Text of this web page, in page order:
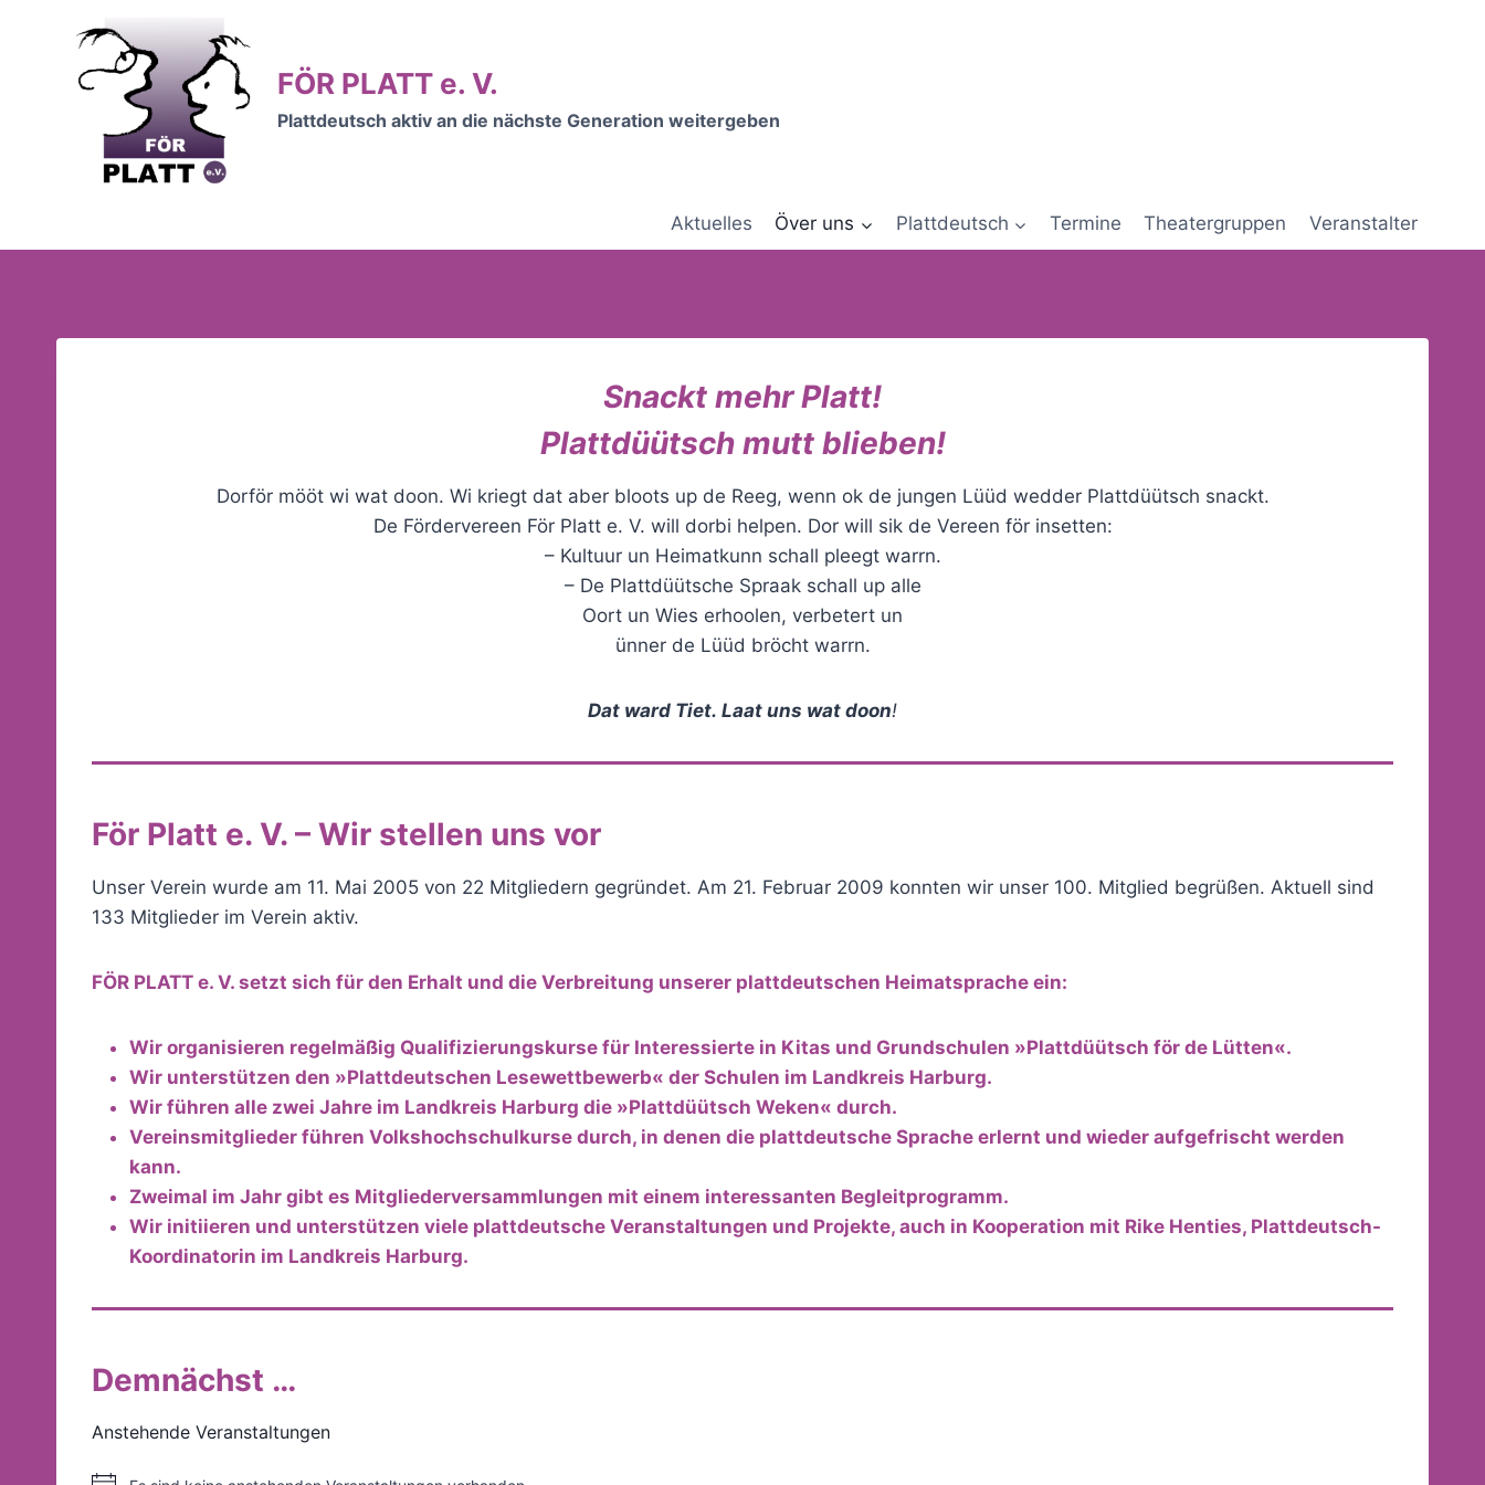
FÖR PLATT e. V.
Plattdeutsch aktiv an die nächste Generation weitergeben
Aktuelles Över uns Plattdeutsch Termine Theatergruppen Veranstalter
Snackt mehr Platt!
Plattdüütsch mutt blieben!
Dorför mööt wi wat doon. Wi kriegt dat aber bloots up de Reeg, wenn ok de jungen Lüüd wedder Plattdüütsch snackt.
De Fördervereen För Platt e. V. will dorbi helpen. Dor will sik de Vereen för insetten:
– Kultuur un Heimatkunn schall pleegt warrn.
– De Plattdüütsche Spraak schall up alle
Oort un Wies erhoolen, verbetert un
ünner de Lüüd bröcht warrn.
Dat ward Tiet. Laat uns wat doon!
För Platt e. V. – Wir stellen uns vor
Unser Verein wurde am 11. Mai 2005 von 22 Mitgliedern gegründet. Am 21. Februar 2009 konnten wir unser 100. Mitglied begrüßen. Aktuell sind
133 Mitglieder im Verein aktiv.
FÖR PLATT e. V. setzt sich für den Erhalt und die Verbreitung unserer plattdeutschen Heimatsprache ein:
Wir organisieren regelmäßig Qualifizierungskurse für Interessierte in Kitas und Grundschulen »Plattdüütsch för de Lütten«.
Wir unterstützen den »Plattdeutschen Lesewettbewerb« der Schulen im Landkreis Harburg.
Wir führen alle zwei Jahre im Landkreis Harburg die »Plattdüütsch Weken« durch.
Vereinsmitglieder führen Volkshochschulkurse durch, in denen die plattdeutsche Sprache erlernt und wieder aufgefrischt werden
kann.
Zweimal im Jahr gibt es Mitgliederversammlungen mit einem interessanten Begleitprogramm.
Wir initiieren und unterstützen viele plattdeutsche Veranstaltungen und Projekte, auch in Kooperation mit Rike Henties, Plattdeutsch-
Koordinatorin im Landkreis Harburg.
Demnächst …
Anstehende Veranstaltungen